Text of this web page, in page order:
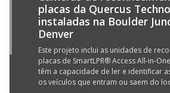
placas da Quercus
instaladas na Boulder
Denver
Este projeto inclui as unidades de
placas de SmartLPR® Access All-in-
têm a capacidade de ler e identificar
os veículos que entram ou saem do